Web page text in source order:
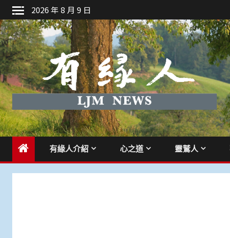
Skip
to
content
2026 年 8 月 9 日
有緣人介紹 心之道 靈鷲人